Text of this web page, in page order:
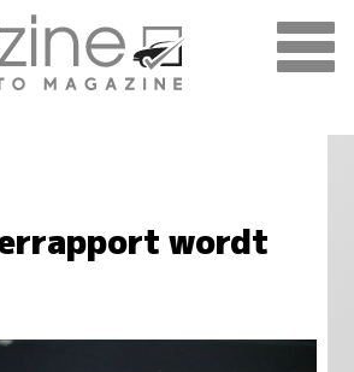
wordt